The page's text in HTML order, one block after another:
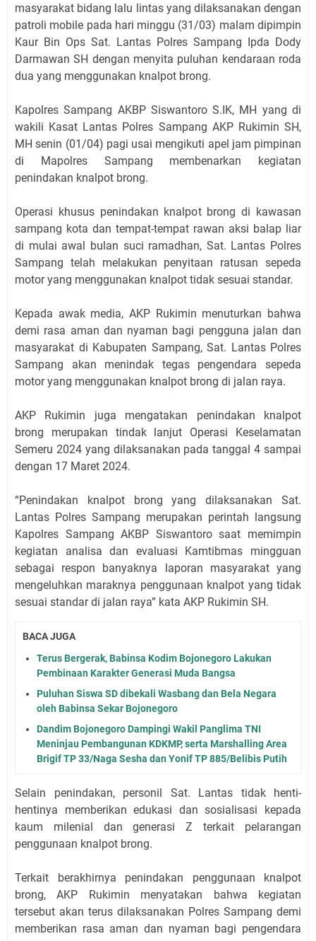
masyarakat bidang lalu lintas yang dilaksanakan dengan
patroli mobile pada hari minggu (31/03) malam dipimpin
Kaur Bin Ops Sat. Lantas Polres Sampang Ipda Dody
Darmawan SH dengan menyita puluhan kendaraan roda
dua yang menggunakan knalpot brong.
Kapolres Sampang AKBP Siswantoro S.IK, MH yang di
wakili Kasat Lantas Polres Sampang AKP Rukimin SH,
MH senin (01/04) pagi usai mengikuti apel jam pimpinan
di Mapolres Sampang membenarkan kegiatan
penindakan knalpot brong.
Operasi khusus penindakan knalpot brong di kawasan
sampang kota dan tempat-tempat rawan aksi balap liar
di mulai awal bulan suci ramadhan, Sat. Lantas Polres
Sampang telah melakukan penyitaan ratusan sepeda
motor yang menggunakan knalpot tidak sesuai standar.
Kepada awak media, AKP Rukimin menuturkan bahwa
demi rasa aman dan nyaman bagi pengguna jalan dan
masyarakat di Kabupaten Sampang, Sat. Lantas Polres
Sampang akan menindak tegas pengendara sepeda
motor yang menggunakan knalpot brong di jalan raya.
AKP Rukimin juga mengatakan penindakan knalpot
brong merupakan tindak lanjut Operasi Keselamatan
Semeru 2024 yang dilaksanakan pada tanggal 4 sampai
dengan 17 Maret 2024.
“Penindakan knalpot brong yang dilaksanakan Sat.
Lantas Polres Sampang merupakan perintah langsung
Kapolres Sampang AKBP Siswantoro saat memimpin
kegiatan analisa dan evaluasi Kamtibmas mingguan
sebagai respon banyaknya laporan masyarakat yang
mengeluhkan maraknya penggunaan knalpot yang tidak
sesuai standar di jalan raya” kata AKP Rukimin SH.
BACA JUGA
Terus Bergerak, Babinsa Kodim Bojonegoro Lakukan
Pembinaan Karakter Generasi Muda Bangsa
Puluhan Siswa SD dibekali Wasbang dan Bela Negara
oleh Babinsa Sekar Bojonegoro
Dandim Bojonegoro Dampingi Wakil Panglima TNI
Meninjau Pembangunan KDKMP, serta Marshalling Area
Brigif TP 33/Naga Sesha dan Yonif TP 885/Belibis Putih
Selain penindakan, personil Sat. Lantas tidak henti-
hentinya memberikan edukasi dan sosialisasi kepada
kaum milenial dan generasi Z terkait pelarangan
penggunaan knalpot brong.
Terkait berakhirnya penindakan penggunaan knalpot
brong, AKP Rukimin menyatakan bahwa kegiatan
tersebut akan terus dilaksanakan Polres Sampang demi
memberikan rasa aman dan nyaman bagi pengendara